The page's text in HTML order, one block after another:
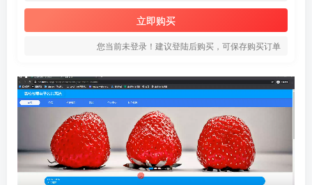
立即购买
您当前未登录！建议登陆后购买，可保存购买订单